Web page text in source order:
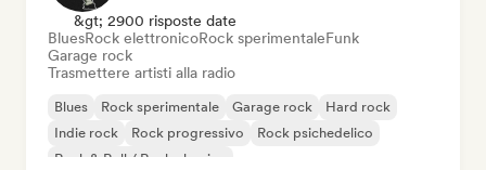
&gt; 2900 risposte date
BluesRock elettronicoRock sperimentaleFunk
Garage rock
Trasmettere artisti alla radio
Blues Rock sperimentale Garage rock
Hard rock
Indie rock
Rock progressivo
Rock psichedelico
Rock & Roll / Rock classico